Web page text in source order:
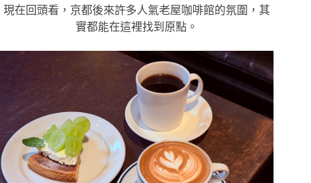
現在回頭看，京都後來許多人氣老屋咖啡館的氛圍，其
實都能在這裡找到原點。